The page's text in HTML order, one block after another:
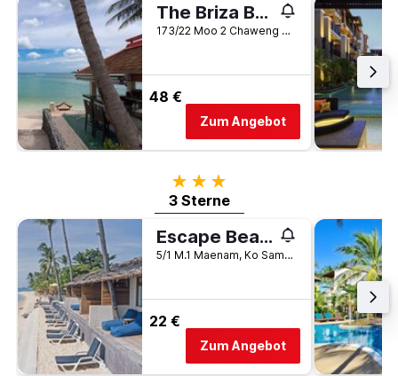
The Briza Beach Resort
173/22 Moo 2 Chaweng Beach, Ko Samui, Thailand
48 €
Zum Angebot
3 Sterne
3 Sterne
Escape Beach Resort
5/1 M.1 Maenam, Ko Samui, Thailand
22 €
Zum Angebot